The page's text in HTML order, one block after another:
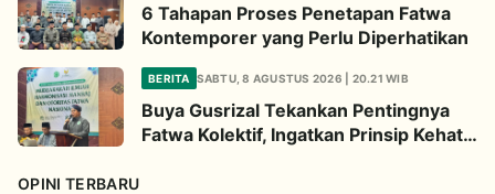
6 Tahapan Proses Penetapan Fatwa
Kontemporer yang Perlu Diperhatikan
BERITA SABTU, 8 AGUSTUS 2026 | 20.21 WIB
Buya Gusrizal Tekankan Pentingnya
Fatwa Kolektif, Ingatkan Prinsip Kehati-
OPINI TERBARU